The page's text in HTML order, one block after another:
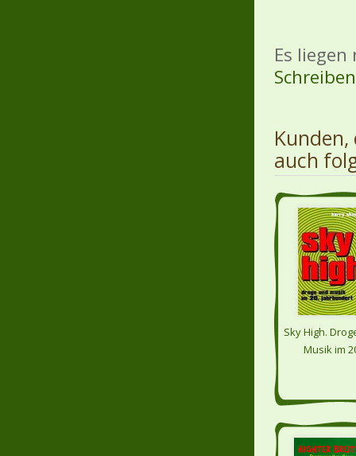
Es
auch
Sky High.
Musik im